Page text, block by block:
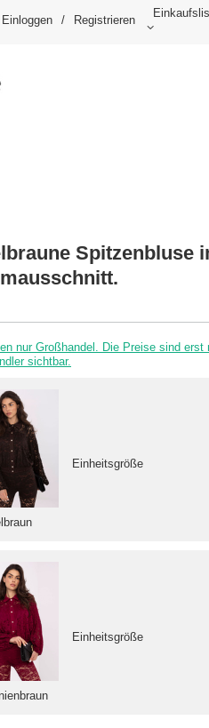
Einloggen / Registrieren
Spitzenbluse
nur Großhandel. Die Preise sind
sichtbar.
Einheitsgröße
Einheitsgröße